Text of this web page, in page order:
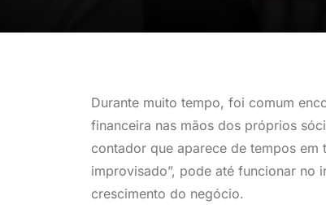
Durante muito tempo, foi comum
financeira nas mãos dos próprios
contador que aparece de tempos em
improvisado”, pode até funcionar no
crescimento do negócio.